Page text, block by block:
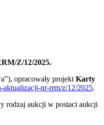
Z/12/2025.
opracowały projektKarty
aktualizacji-nr-rrm/z/12/2025.
rodzaj aukcji w postaci aukcji